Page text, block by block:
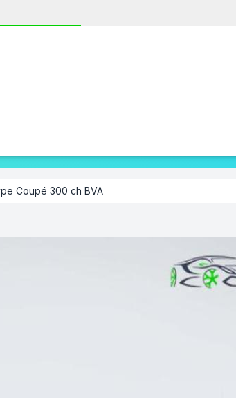
Coupé 300 ch BVA